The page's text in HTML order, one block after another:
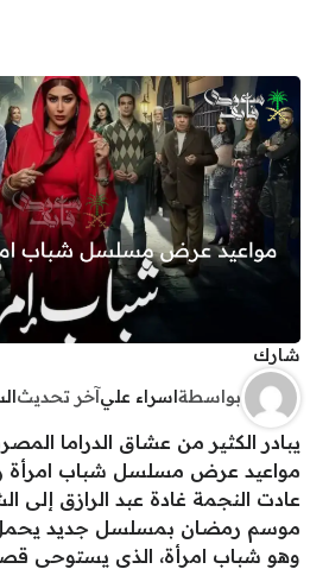
شارك
بواسطةاسراء عليآخر تحديث
يبادر الكثير من عشاق الدراما
عادت النجمة غادة عبد الرازق إلى
موسم رمضان بمسلسل جديد
وهو شباب امرأة، الذي يستوحي